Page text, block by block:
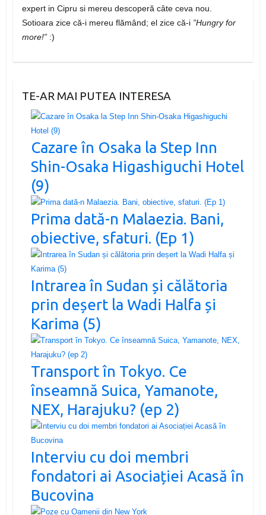
expert in Cipru si mereu descoperă câte ceva nou.
Sotioara zice că-i mereu flămând; el zice că-i ”Hungry for
more!”:)
TE-AR MAI PUTEA INTERESA
Cazare în Osaka la Step Inn
Shin-Osaka Higashiguchi Hotel
(9)
Prima dată-n Malaezia. Bani,
obiective, sfaturi. (Ep 1)
Intrarea în Sudan și călătoria
prin deșert la Wadi Halfa și
Karima (5)
Transport în Tokyo. Ce
înseamnă Suica, Yamanote,
NEX, Harajuku? (ep 2)
Interviu cu doi membri
fondatori ai Asociației Acasă în
Bucovina